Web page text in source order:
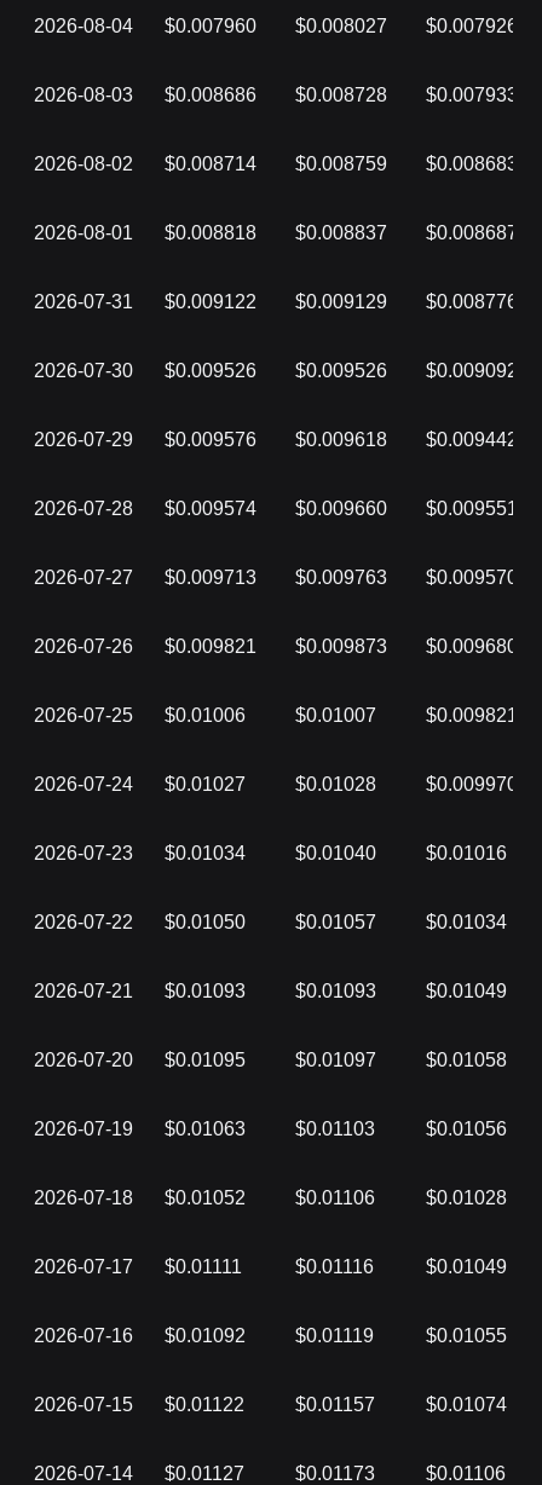
2026-08-04 $0.007960 $0.008027 $0.007926
2026-08-03 $0.008686 $0.008728 $0.007933
2026-08-02 $0.008714 $0.008759 $0.008683
2026-08-01 $0.008818 $0.008837 $0.008687
2026-07-31 $0.009122 $0.009129 $0.008776
2026-07-30 $0.009526 $0.009526 $0.009092
2026-07-29 $0.009576 $0.009618 $0.009442
2026-07-28 $0.009574 $0.009660 $0.009551
2026-07-27 $0.009713 $0.009763 $0.009570
2026-07-26 $0.009821 $0.009873 $0.009680
2026-07-25 $0.01006 $0.01007 $0.009821
2026-07-24 $0.01027 $0.01028 $0.009970
2026-07-23 $0.01034 $0.01040 $0.01016
2026-07-22 $0.01050 $0.01057 $0.01034
2026-07-21 $0.01093 $0.01093 $0.01049
2026-07-20 $0.01095 $0.01097 $0.01058
2026-07-19 $0.01063 $0.01103 $0.01056
2026-07-18 $0.01052 $0.01106 $0.01028
2026-07-17 $0.01111 $0.01116 $0.01049
2026-07-16 $0.01092 $0.01119 $0.01055
2026-07-15 $0.01122 $0.01157 $0.01074
2026-07-14 $0.01127 $0.01173 $0.01106